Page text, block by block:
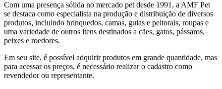
Com uma presença sólida no mercado pet desde 1991, a AMF Pet
se destaca como especialista na produção e distribuição de diversos
produtos, incluindo brinquedos, camas, guias e peitorais, roupas e
uma variedade de outros itens destinados a cães, gatos, pássaros,
peixes e roedores.
Em seu site, é possível adquirir produtos em grande quantidade, mas
para acessar os preços, é necessário realizar o cadastro como
revendedor ou representante.